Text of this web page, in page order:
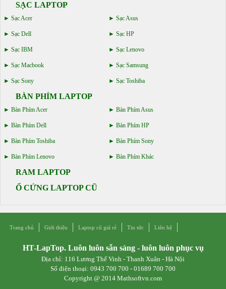
SẠC LAPTOP
Sạc Acer Sạc Asus
Sạc Dell Sạc HP
Sạc IBM Sạc Lenovo
Sạc Macbook Sạc Samsung
Sạc Sony Sạc Toshiba
BÀN PHÍM LAPTOP
Bàn Phím Acer Bàn Phím Asus
Bàn Phím Dell Bàn Phím HP
Bàn Phím Toshiba Bàn Phím Sony
Bàn Phím Lenovo Bàn Phím Khác
RAM LAPTOP
Ổ CỨNG LAPTOP CŨ
Trang chủ Giới thiệu Laptop cũ giá rẻ Tin tức Liên hệ
HT-LapTop. Luôn luôn sẵn sàng - luôn luôn phục vụ
Địa chỉ: 116 Lương Thế Vinh - Thanh Xuân - Hà Nội
Số điện thoại: 0943 700 700 - 01689 700 700
Copyright @ 2014 Mathsoftvn.com